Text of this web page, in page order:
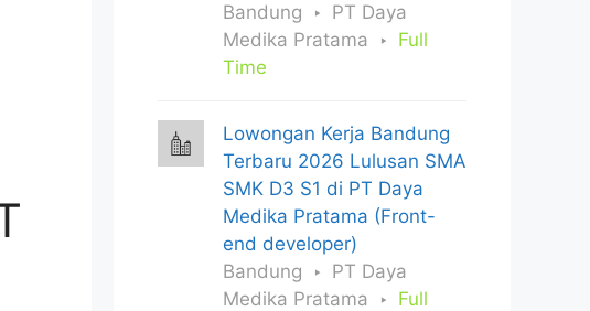
Bandung
PT Daya
Medika Pratama
Full
Time
Lowongan Kerja Bandung
Terbaru 2026 Lulusan SMA
SMK D3 S1 di PT Daya
Medika Pratama (Front-
end developer)
Bandung
PT Daya
Medika Pratama
Full